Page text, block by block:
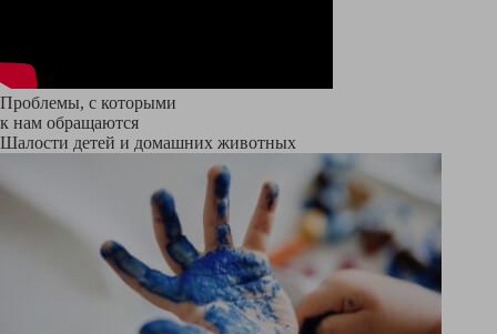
Проблемы, с которыми
к нам обращаются
Шалости детей и домашних животных